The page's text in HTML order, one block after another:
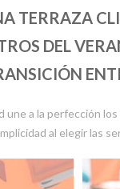
TERRAZA
DEL
une a la perfección
al elegir las